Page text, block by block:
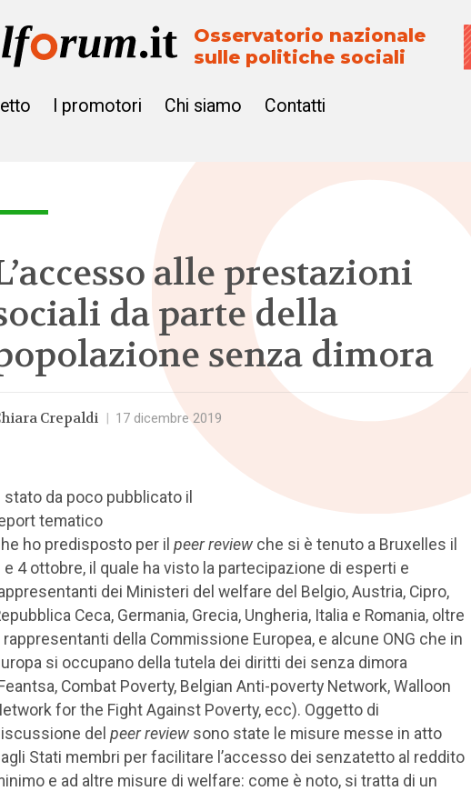
Osservatorio nazionale
sulle politiche sociali
I promotori Chi siamo Contatti
alle prestazioni
da parte della
senza dimora
Crepaldi 17 dicembre 2019
stato da poco pubblicato il
tematico
ho predisposto per il peer reviewche si è tenuto a Bruxelles il
e 4 ottobre, il quale ha visto la partecipazione di esperti e
dei Ministeri del welfare del Belgio, Austria, Cipro,
Ceca, Germania, Grecia, Ungheria, Italia e Romania, oltre
rappresentanti della Commissione Europea, e alcune ONG che in
si occupano della tutela dei diritti dei senza dimora
Combat Poverty, Belgian Anti-poverty Network, Walloon
for the Fight Against Poverty, ecc). Oggetto di
del peer reviewsono state le misure messe in atto
Stati membri per facilitare l’accesso dei senzatetto al reddito
e ad altre misure di welfare: come è noto, si tratta di un